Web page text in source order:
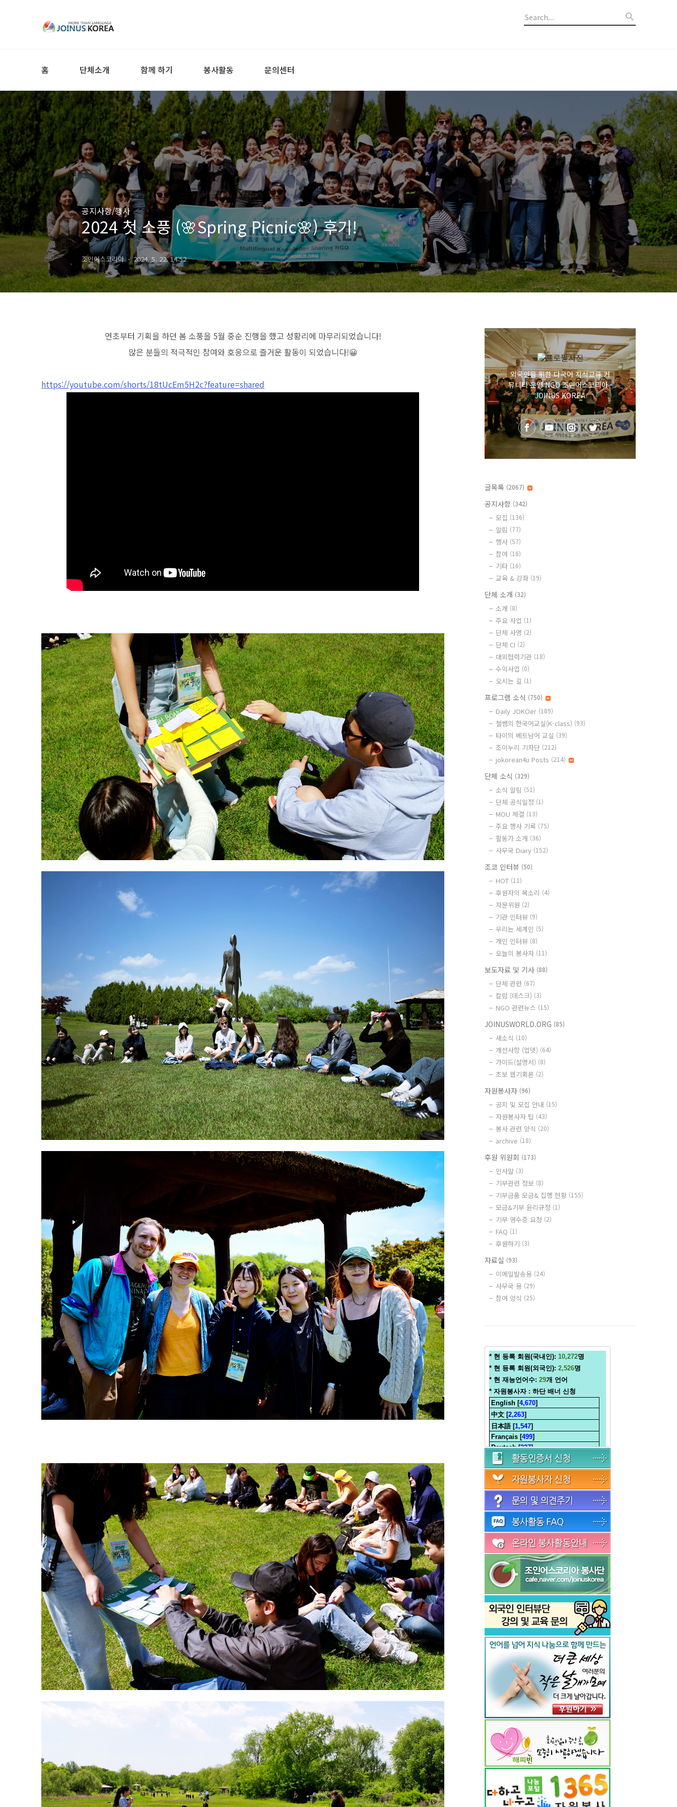
홈 단체소개 함께 하기 봉사활동 문의센터
공지사항/행사
2024 첫 소풍 (🌸Spring Picnic🌸) 후기!
조인어스코리아 2024. 5. 22. 14:52
연초부터 기획을 하던 봄 소풍을 5월 중순 진행을 했고 성황리에 마무리되었습니다!
많은 분들의 적극적인 참여와 호응으로 즐거운 활동이 되었습니다!😀
https://youtube.com/shorts/18tUcEm5H2c?feature=shared
외국인을 위한 다국어 지식교류 커
뮤니티 운영 NGO 조인어스코리아 -
JOINUS KOREA
글목록 (2067)
공지사항 (342)
모집 (136)
알림 (77)
행사 (57)
참여 (16)
기타 (16)
교육 & 강좌 (19)
단체 소개 (32)
소개 (8)
주요 사업 (1)
단체 사명 (2)
단체 CI (2)
대외협력기관 (18)
수익사업 (0)
오시는 길 (1)
프로그램 소식 (750)
Daily JOKOer (189)
챌쌤의 한국어교실(K-class) (93)
타이의 베트남어 교실 (39)
조이누리 기자단 (212)
jokorean4u Posts (214)
단체 소식 (329)
소식 알림 (51)
단체 공식일정 (1)
MOU 체결 (13)
주요 행사 기록 (75)
활동가 소개 (36)
사무국 Diary (152)
조코 인터뷰 (50)
HOT (11)
후원자의 목소리 (4)
자문위원 (2)
기관 인터뷰 (9)
우리는 세계인 (5)
개인 인터뷰 (8)
오늘의 봉사자 (11)
보도자료 및 기사 (88)
단체 관련 (67)
칼럼 (데스크) (3)
NGO 관련뉴스 (15)
JOINUSWORLD.ORG (85)
새소식 (10)
개선사항 (업뎃) (64)
가이드(설명서) (8)
초보 웹기획론 (2)
자원봉사자 (96)
공지 및 모집 안내 (15)
자원봉사자 팁 (43)
봉사 관련 양식 (20)
archive (18)
후원 위원회 (173)
인사말 (3)
기부관련 정보 (8)
기부금품 모금& 집행 현황 (155)
모금&기부 윤리규정 (1)
기부 영수증 요청 (2)
FAQ (1)
후원하기 (3)
자료실 (93)
이메일발송용 (24)
사무국 용 (29)
참여 양식 (25)